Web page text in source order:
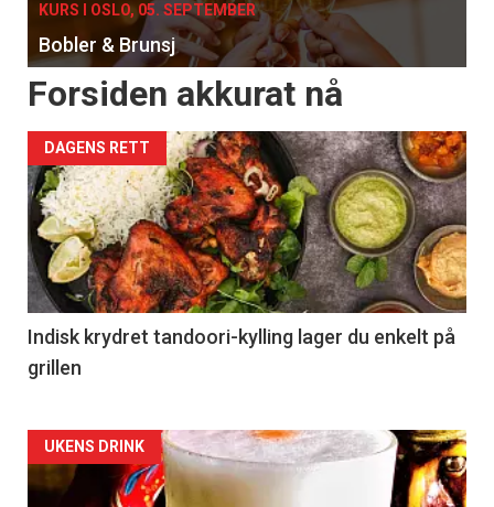
KURS I OSLO, 05. SEPTEMBER
Bobler & Brunsj
Forsiden akkurat nå
DAGENS RETT
Indisk krydret tandoori-kylling lager du enkelt på
grillen
Forsiden
akkurat
UKENS DRINK